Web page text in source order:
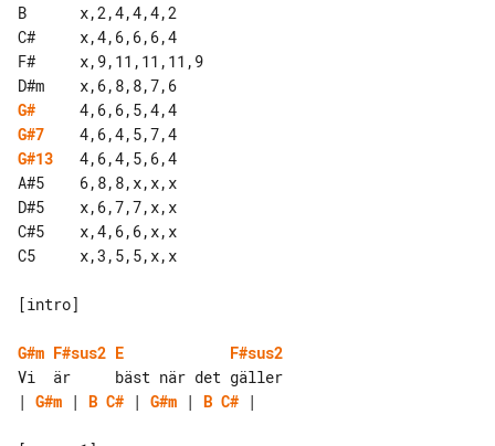
B      x,2,4,4,4,2
C#     x,4,6,6,6,4
F#     x,9,11,11,11,9
G#
G#7
G#13
   4,6,4,5,6,4
A#5    6,8,8,x,x,x
D#5    x,6,7,7,x,x
C#5    x,4,6,6,x,x
C5     x,3,5,5,x,x
[intro]
G#m F#sus2 E
F#sus2
| G#m | B C# | G#m | B C# |